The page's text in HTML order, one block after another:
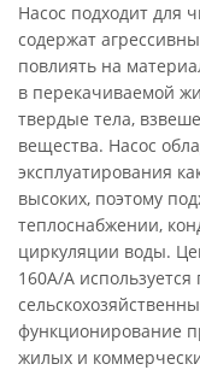
Насос подходит для
содержат
повлиять на
в перекачиваемой
твердые тела,
вещества. Насос
эксплуатирования
высоких, поэтому
теплоснабжении,
циркуляции воды.
160A/A
функционирование
жилых и